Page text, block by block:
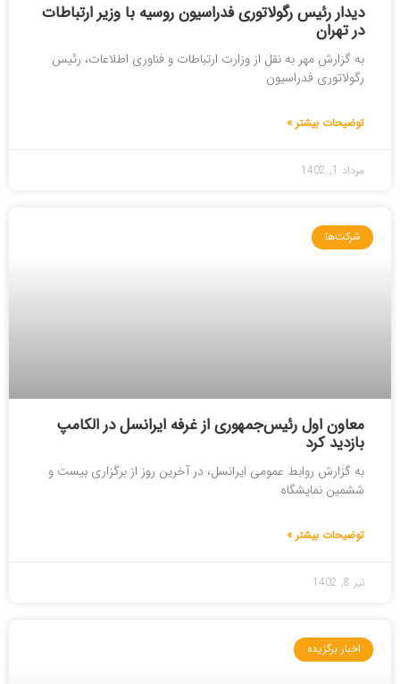
دیدار رئیس رگولاتوری فدراسیون روسیه با وزیر ارتباطات
در تهران
به گزارش مهر به نقل از وزارت ارتباطات و فناوری اطلاعات، رئیس
رگولاتوری فدراسیون
توضیحات بیشتر »
مرداد 1, 1402
شرکت‌ها
معاون اول رئیس‌جمهوری از غرفه ایرانسل در الکامپ
بازدید کرد
به گزارش روابط عمومی ایرانسل، در آخرین روز از برگزاری بیست و
ششمین نمایشگاه
توضیحات بیشتر »
تیر 8, 1402
اخبار برگزیده